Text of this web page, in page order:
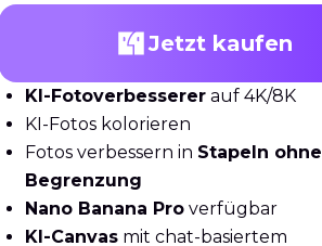
Jetzt kaufen
KI-Fotoverbessererauf 4K/8K
KI-Fotos kolorieren
Fotos verbessern in Stapeln ohne
Begrenzung
Nano Banana Proverfügbar
KI-Canvasmit chat-basiertem